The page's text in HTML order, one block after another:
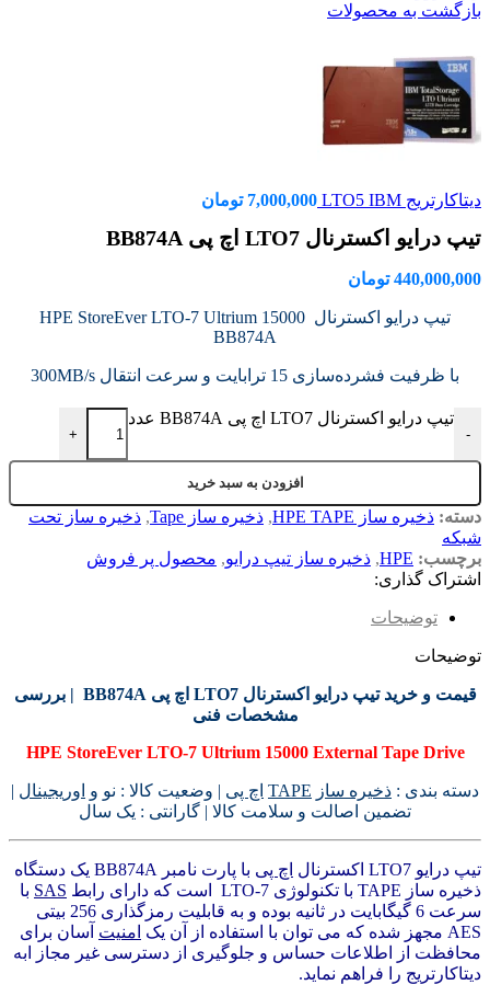
بازگشت به محصولات
دیتاکارتریج LTO5 IBM 7,000,000 تومان
تیپ درایو اکسترنال LTO7 اچ پی BB874A
440,000,000 تومان
تیپ درایو اکسترنال HPE StoreEver LTO-7 Ultrium 15000
BB874A
با ظرفیت فشرده‌سازی 15 ترابایت و سرعت انتقال 300MB/s
-
تیپ درایو اکسترنال LTO7 اچ پی BB874A عدد
+
افزودن به سبد خرید
دسته: ذخیره ساز HPE TAPE , ذخیره ساز Tape , ذخیره ساز تحت
شبکه
برچسب: HPE
, ذخیره ساز تیپ درایو, محصول پر فروش
اشتراک گذاری:
توضیحات
توضیحات
قیمت و خرید تیپ درایو اکسترنال LTO7 اچ پی BB874A | بررسی
مشخصات فنی
HPE StoreEver LTO‑7 Ultrium 15000 External Tape Drive
دسته بندی : ذخیره ساز TAPE اچ پی | وضعیت کالا : نو و اوریجینال |
تضمین اصالت و سلامت کالا | گارانتی : یک سال
تیپ درایو LTO7 اکسترنال اچ پی
با پارت نامبر BB874A یک دستگاه
ذخیره ساز TAPE با تکنولوژی LTO-7 است که دارای رابط
SAS با
سرعت 6 گیگابایت در ثانیه بوده و به قابلیت رمزگذاری 256 بیتی
AES مجهز شده که می توان با استفاده از آن یک
امنیت آسان برای
محافظت از اطلاعات حساس و جلوگیری از دسترسی غیر مجاز ابه
دیتاکارتریج را فراهم نماید.